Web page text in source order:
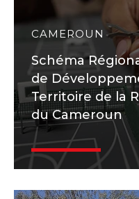
CAMEROUN
Schéma
de
Territoire de la
du Cameroun